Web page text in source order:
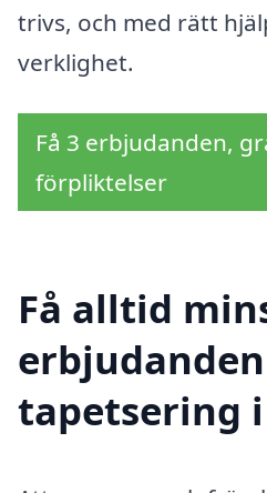
trivs, och med rätt
verklighet.
Få 3 erbjudanden,
förpliktelser
Få alltid
tapetsering